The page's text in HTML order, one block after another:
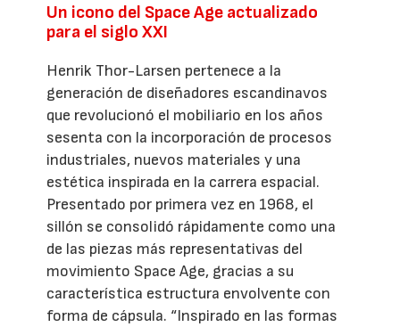
Un icono del Space Age actualizado
para el siglo XXI
Henrik Thor-Larsen pertenece a la
generación de diseñadores escandinavos
que revolucionó el mobiliario en los años
sesenta con la incorporación de procesos
industriales, nuevos materiales y una
estética inspirada en la carrera espacial.
Presentado por primera vez en 1968, el
sillón se consolidó rápidamente como una
de las piezas más representativas del
movimiento Space Age, gracias a su
característica estructura envolvente con
forma de cápsula. “Inspirado en las formas